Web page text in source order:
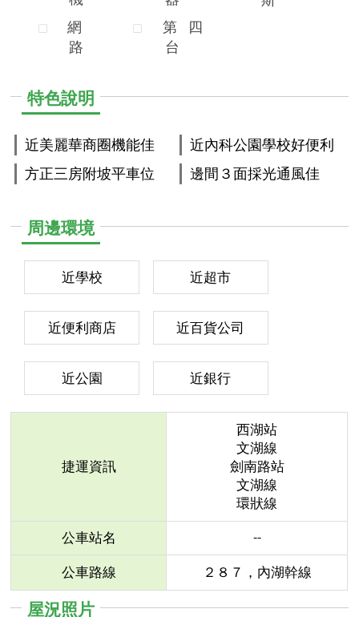
網
路
第
四
台
特色說明
近美麗華商圈機能佳
方正三房附坡平車位
近內科公園學校好便利
邊間３面採光通風佳
周邊環境
近學校 近超市
近便利商店 近百貨公司
近公園 近銀行
捷運資訊
西湖站
文湖線
劍南路站
文湖線
環狀線
公車站名 --
公車路線 ２８７，內湖幹線
屋況照片